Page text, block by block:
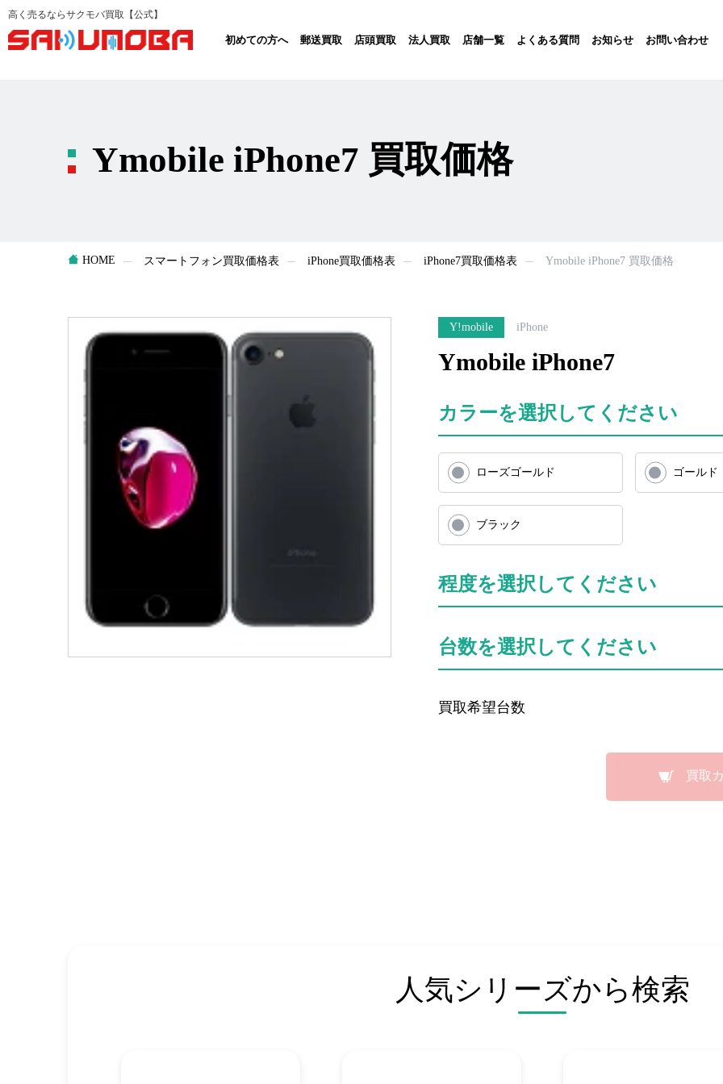
高く売るならサクモバ買取【公式】
初めての方へ 郵送買取 店頭買取 法人買取 店舗一覧 よくある質問 お知らせ お問い合わせ
Ymobile iPhone7 買取価格
HOME スマートフォン買取価格表 iPhone買取価格表 iPhone7買取価格表 Ymobile iPhone7 買取価格
Y!mobile iPhone
Ymobile iPhone7
カラーを選択してください
ローズゴールド ゴールド
ブラック
程度を選択してください
台数を選択してください
買取希望台数
買取
人気シリーズから検索